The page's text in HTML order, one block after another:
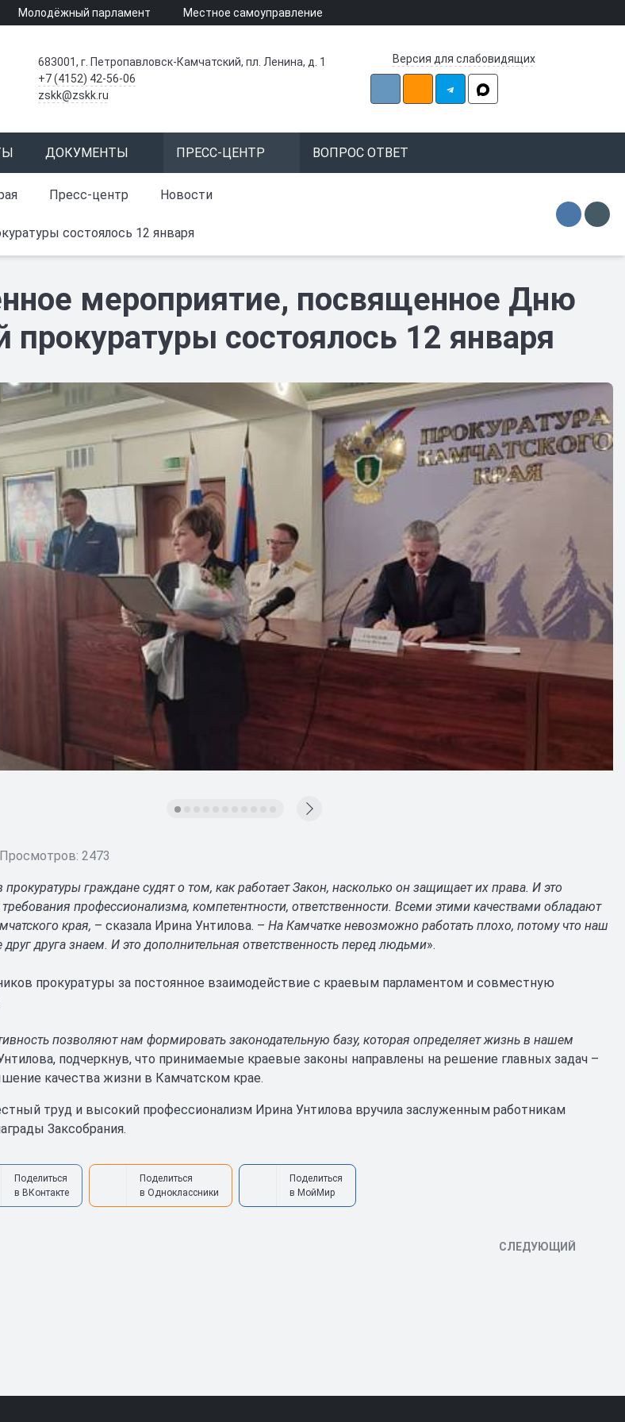
Молодёжный парламент Местное самоуправление
683001, г. Петропавловск-Камчатский, пл. Ленина, д. 1
+7 (4152) 42-56-06
zskk@zskk.ru
Версия для слабовидящих
ДОКУМЕНТЫ ПРЕСС-ЦЕНТР ВОПРОС ОТВЕТ
Пресс-центр
Новости
состоялось 12 января
мероприятие, посвященное Дню
прокуратуры состоялось 12 января
Просмотров: 2473
граждане судят о том, как работает Закон, насколько он защищает их права. И это
профессионализма, компетентности, ответственности. Всеми этими качествами обладают
края, – сказала Ирина Унтилова. – На Камчатке невозможно работать плохо, потому что наш
друга знаем. И это дополнительная ответственность перед людьми».
прокуратуры за постоянное взаимодействие с краевым парламентом и совместную
позволяют нам формировать законодательную базу, которая определяет жизнь в нашем
подчеркнув, что принимаемые краевые законы направлены на решение главных задач –
качества жизни в Камчатском крае.
труд и высокий профессионализм Ирина Унтилова вручила заслуженным работникам
Заксобрания.
Поделиться
в ВКонтакте
Поделиться
в Одноклассники
Поделиться
в МойМир
СЛЕДУЮЩИЙ